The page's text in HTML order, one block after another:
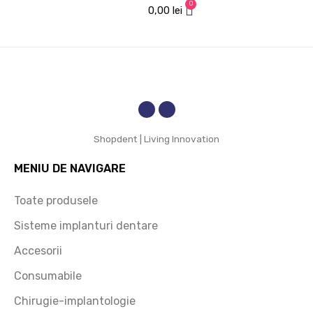
Recom
încred
0,00 lei
0
Shopdent | Living Innovation
MENIU DE NAVIGARE
Toate produsele
Sisteme implanturi dentare
Accesorii
Consumabile
Chirugie-implantologie